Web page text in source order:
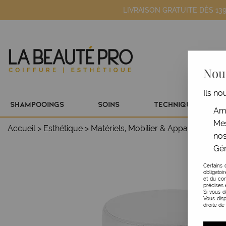
LIVRAISON GRATUITE DÈS
SHAMPOOINGS SOINS TECHNIQUE
Accueil > Esthétique > Matériels, Mobilier & Appareils
Ils
Certains
et du
précises
Si vous
Vous
droite de